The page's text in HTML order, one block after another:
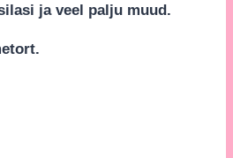
ja veel palju muud.